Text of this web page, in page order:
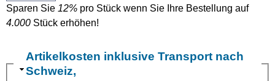
Sparen Sie 12% pro Stück wenn Sie Ihre Bestellung auf
4.000 Stück erhöhen!
Artikelkosten inklusive Transport nach
Schweiz,